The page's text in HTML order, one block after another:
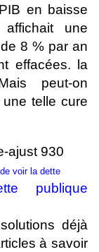
en baisse
une
8 % par an
effacées. la
peut-on
une telle cure
voir la dette
publique
déjà
à savoir